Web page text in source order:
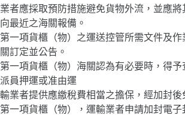
業者應採取預防措施避免貨物外流，並應將
向最近之海關報備。
第一項貨櫃（物）之運送控管所需文件及作
關訂定並公告。
第一項貨櫃（物）海關認為有必要時，得予
派員押運或准由運
輸業者提供應繳稅費相當之擔保，經加封後
第一項貨櫃（物），運輸業者申請加封電子